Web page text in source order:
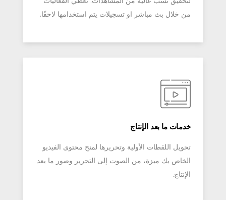
من خلال بث مباشر او تسجيلات يتم استخدامها لاحقًا.
خدمات ما بعد الإنتاج
تحويل اللقطات الأولية وتحريرها لمنح محتوى الفيديو
الخاص بك ميزة، من الصوت إلى التحرير وصور ما بعد